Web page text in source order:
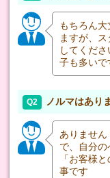
もちろん
ますが、
してくだ
子も多いで
Q2 ノルマはあり
ありません
で、自分の
「お客様
事です